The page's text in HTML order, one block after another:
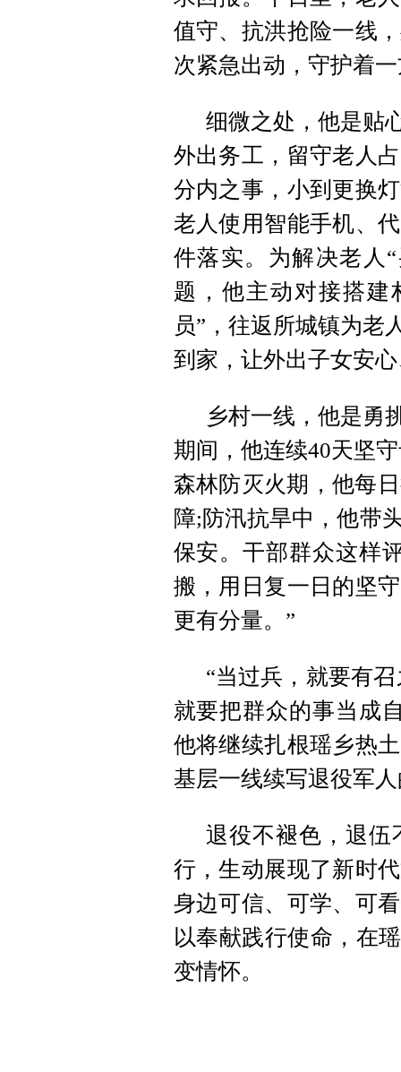
值守、抗洪抢险一线
次紧急出动，守护着
细微之处，他是贴
外出务工，留守老人
分内之事，小到更换
老人使用智能手机、
件落实。为解决老人
题，他主动对接搭建
员”，往返所城镇为老
到家，让外出子女安
乡村一线，他是勇
期间，他连续40天坚
森林防灭火期，他每
障;防汛抗旱中，他带
保安。干部群众这样
搬，用日复一日的坚
更有分量。”
“当过兵，就要有
就要把群众的事当成
他将继续扎根瑶乡热
基层一线续写退役军
退役不褪色，退伍
行，生动展现了新时
身边可信、可学、可
以奉献践行使命，在
变情怀。